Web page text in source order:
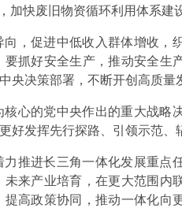
加快废旧物资循环利用体系建
，促进中低收入群体增收，
抓好安全生产，推动安全生
央决策部署，不断开创高质量
心的党中央作出的重大战略
好发挥先行探路、引领示范、
推进长三角一体化发展重点
来产业培育，在更大范围内
高政策协同，推动一体化向